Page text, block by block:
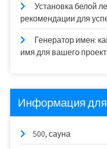
Установка белой
рекомендации для
Генератор имен:
имя для вашего
Информация для
500, сауна